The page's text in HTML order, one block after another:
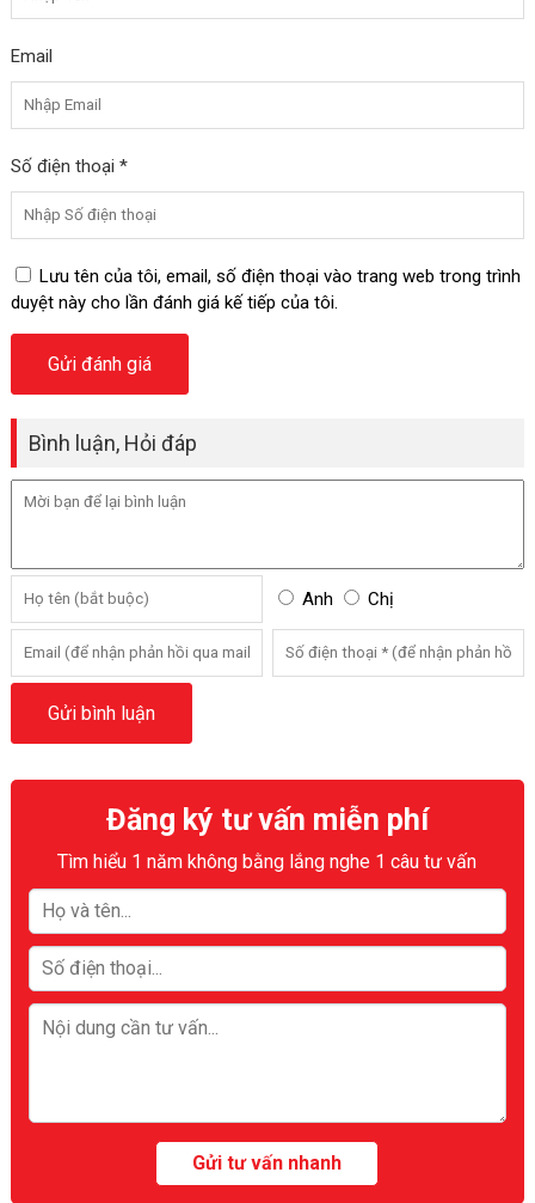
Email
Số điện thoại *
Lưu tên của tôi, email, số điện thoại vào trang web trong trình
duyệt này cho lần đánh giá kế tiếp của tôi.
Bình luận, Hỏi đáp
Anh Chị
Đăng ký tư vấn miễn phí
Tìm hiểu 1 năm không bằng lắng nghe 1 câu tư vấn